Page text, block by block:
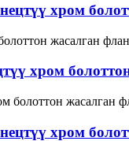
хром
хром
хром